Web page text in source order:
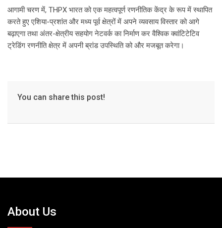
आगामी चरण में, THPX भारत को एक महत्वपूर्ण रणनीतिक केंद्र के रूप में स्थापित
करते हुए एशिया-प्रशांत और मध्य पूर्व क्षेत्रों में अपने व्यवसाय विस्तार को आगे
बढ़ाएगा तथा अंतर-क्षेत्रीय सहयोग नेटवर्क का निर्माण कर वैश्विक क्वांटिटेटिव
ट्रेडिंग रणनीति क्षेत्र में अपनी ब्रांड उपस्थिति को और मजबूत करेगा।
You can share this post!
About Us